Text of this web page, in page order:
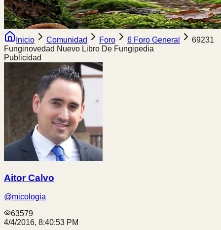
Inicio Comunidad Foro 6 Foro General
69231
Funginovedad Nuevo Libro De Fungipedia
Publicidad
Aitor Calvo
@micologia
63579
4/4/2016, 8:40:53 PM